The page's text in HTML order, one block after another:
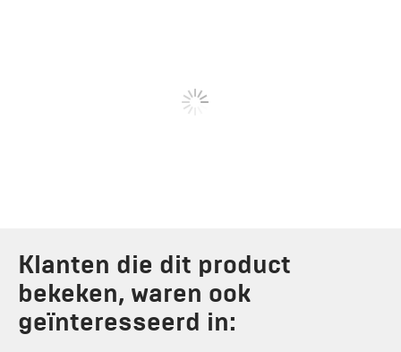
Klanten die dit product
bekeken, waren ook
geïnteresseerd in: